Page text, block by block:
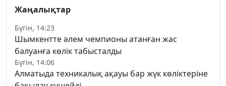
Жаңалықтар
Бүгін, 14:23
Шымкентте әлем чемпионы атанған жас
балуанға көлік табысталды
Бүгін, 14:06
Алматыда техникалық ақауы бар жүк көліктеріне